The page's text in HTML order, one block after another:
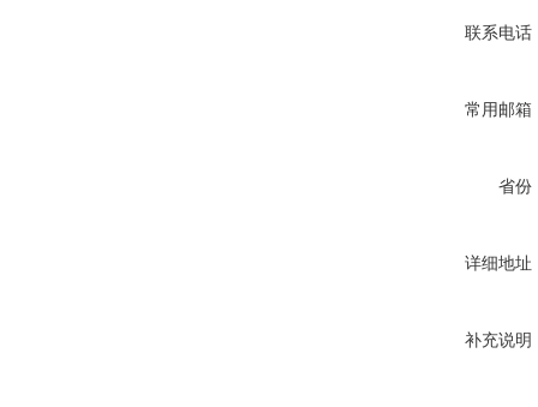
联系电话
常用邮箱
省份
详细地址
补充说明